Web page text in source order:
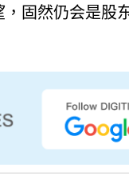
固然仍会是股